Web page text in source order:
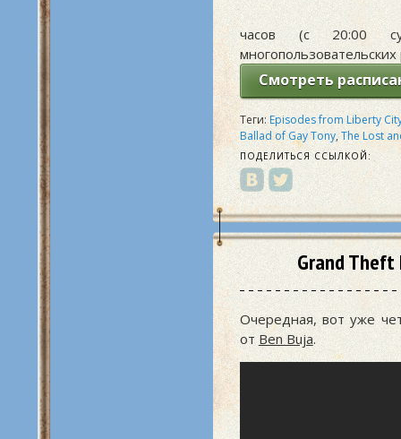
часов (с 20:00
Смотреть
Теги:Episodes from Liberty
Ballad of Gay Tony,The Lost
ПОДЕЛИТЬСЯ ССЫЛКОЙ:
Grand Theft
Очередная, вот уже
от Ben Buja.